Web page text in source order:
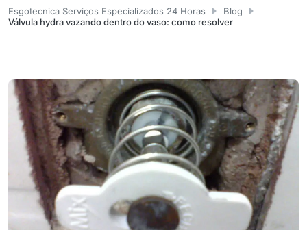
Esgotecnica Serviços Especializados 24 Horas
Blog
Válvula hydra vazando dentro do vaso: como resolver